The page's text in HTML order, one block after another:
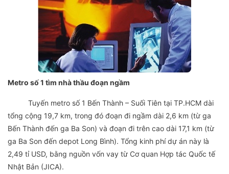
Metro số 1 tìm nhà thầu đoạn ngầm
Tuyến metro số 1 Bến Thành – Suối Tiên tại TP.HCM dài
tổng cộng 19,7 km, trong đó đoạn đi ngầm dài 2,6 km (từ ga
Bến Thành đến ga Ba Son) và đoạn đi trên cao dài 17,1 km (từ
ga Ba Son đến depot Long Bình). Tổng kinh phí dự án này là
2,49 tỉ USD, bằng nguồn vốn vay từ Cơ quan Hợp tác Quốc tế
Nhật Bản (JICA).